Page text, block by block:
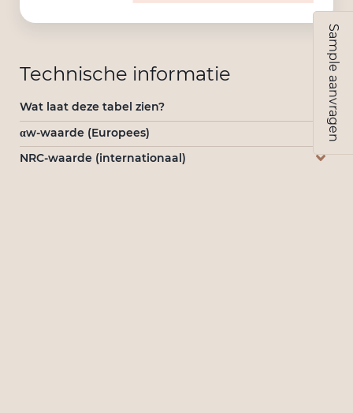
Technische informatie
Wat laat deze tabel zien?
αw-waarde (Europees)
NRC-waarde (internationaal)
Sample aanvragen